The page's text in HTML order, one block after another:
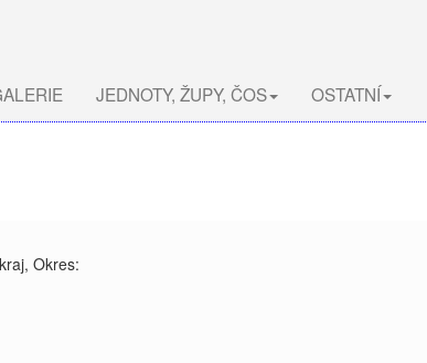
JEDNOTY, ŽUPY, ČOS OSTATNÍ
Okres: